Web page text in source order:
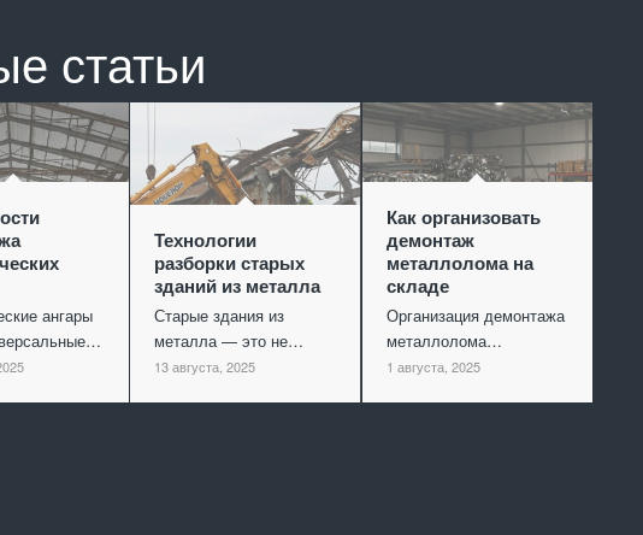
статьи
ангары
Технологии
разборки старых
зданий из металла
Старые здания из
металла — это не…
13 августа, 2025
Как организовать
демонтаж
металлолома на
складе
Организация демонтажа
металлолома…
1 августа, 2025